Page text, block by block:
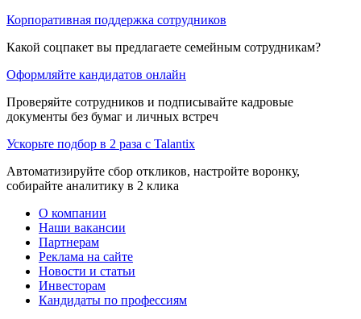
Корпоративная поддержка сотрудников
Какой соцпакет вы предлагаете семейным сотрудникам?
Оформляйте кандидатов онлайн
Проверяйте сотрудников и подписывайте кадровые
документы без бумаг и личных встреч
Ускорьте подбор в 2 раза с Talantix
Автоматизируйте сбор откликов, настройте воронку,
собирайте аналитику в 2 клика
О компании
Наши вакансии
Партнерам
Реклама на сайте
Новости и статьи
Инвесторам
Кандидаты по профессиям